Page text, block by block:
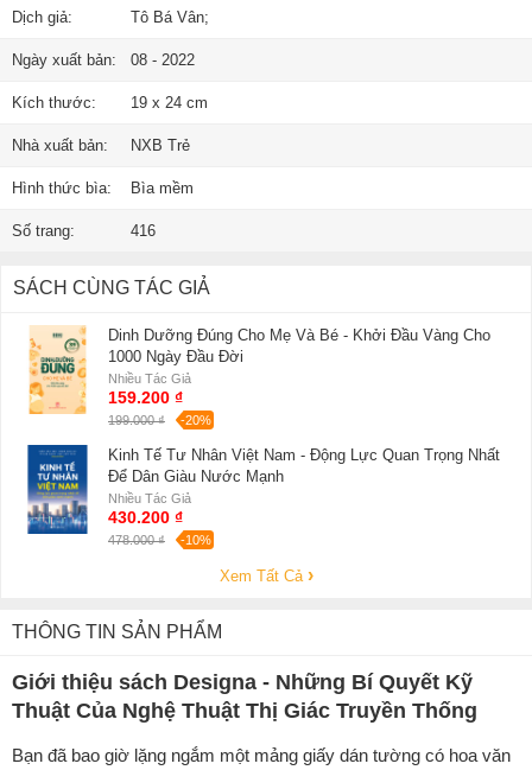
Dịch giả: Tô Bá Vân;
Ngày xuất bản: 08 - 2022
Kích thước: 19 x 24 cm
Nhà xuất bản: NXB Trẻ
Hình thức bìa: Bìa mềm
Số trang: 416
SÁCH CÙNG TÁC GIẢ
Dinh Dưỡng Đúng Cho Mẹ Và Bé - Khởi Đầu Vàng Cho
1000 Ngày Đầu Đời
Nhiều Tác Giả
159.200 ₫
199.000 ₫ -20%
Kinh Tế Tư Nhân Việt Nam - Động Lực Quan Trọng Nhất
Để Dân Giàu Nước Mạnh
Nhiều Tác Giả
430.200 ₫
478.000 ₫ -10%
Xem Tất Cả
THÔNG TIN SẢN PHẨM
Giới thiệu sách Designa - Những Bí Quyết Kỹ
Thuật Của Nghệ Thuật Thị Giác Truyền Thống
Bạn đã bao giờ lặng ngắm một mảng giấy dán tường có hoa văn